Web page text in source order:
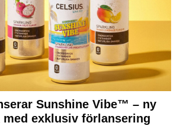
Sunshine Vibe™ – ny
med exklusiv förlansering